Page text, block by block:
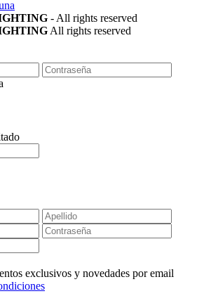
- All rights reserved
All rights reserved
exclusivos y novedades por email